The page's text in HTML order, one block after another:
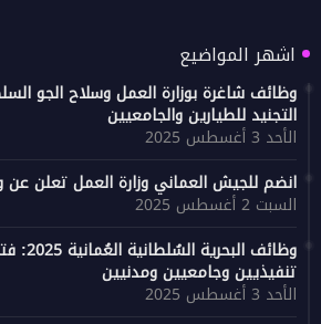
اشهر المواضيع
وظائف شاغرة بوزارة العمل وسلاح الجو
التجنيد للطيارين والجامعيين
الأحد 3 أغسطس 2025
انضم للجيش العماني وزارة العمل تعلن
السبت 2 أغسطس 2025
وظائف
تنفيذيين وجامعيين ومدنيين
الأحد 3 أغسطس 2025